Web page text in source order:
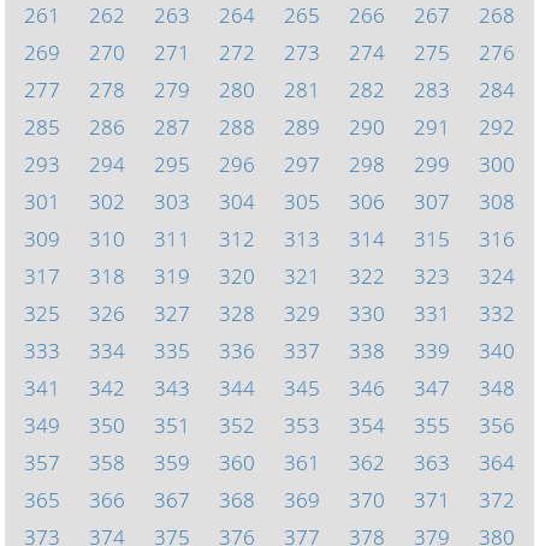
261
262 263 264 265 266 267
268
269
270 271 272 273 274 275
276
277
278 279 280 281 282 283
284
285
286 287 288 289 290 291
292
293
294 295 296 297 298 299
300
301
302 303 304 305 306 307
308
309
310 311 312 313 314 315
316
317
318 319 320 321 322 323
324
325
326 327 328 329 330 331
332
333
334 335 336 337 338 339
340
341
342 343 344 345 346 347
348
349
350 351 352 353 354 355
356
357
358 359 360 361 362 363
364
365
366 367 368 369 370 371
372
373
374 375 376 377 378 379 380